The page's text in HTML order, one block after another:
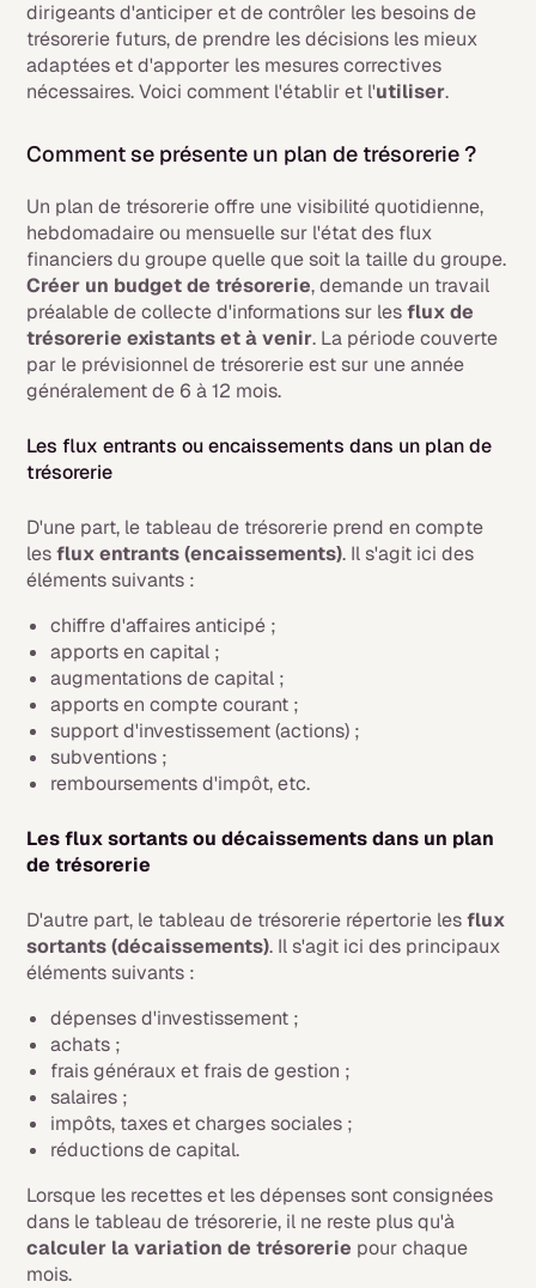
dirigeants d'anticiper et de contrôler les besoins de
trésorerie futurs, de prendre les décisions les mieux
adaptées et d'apporter les mesures correctives
nécessaires. Voici comment l'établir et l'utiliser.
Comment se présente un plan de trésorerie ?
Un plan de trésorerie offre une visibilité quotidienne,
hebdomadaire ou mensuelle sur l'état des flux
financiers du groupe quelle que soit la taille du groupe.
Créer un budget de trésorerie, demande un travail
préalable de collecte d'informations sur lesflux de
trésorerie existants et à venir. La période couverte
par le prévisionnel de trésorerie est sur une année
généralement de 6 à 12 mois.
Les flux entrants ou encaissements dans un plan de
trésorerie
D'une part, le tableau de trésorerie prend en compte
lesflux entrants (encaissements). Il s'agit ici des
éléments suivants :
chiffre d'affaires anticipé ;
apports en capital ;
augmentations de capital ;
apports en compte courant ;
support d'investissement (actions) ;
subventions ;
remboursements d'impôt, etc.
Les flux sortants ou décaissements dans un plan
de trésorerie
D'autre part, le tableau de trésorerie répertorie lesflux
sortants (décaissements). Il s'agit ici des principaux
éléments suivants :
dépenses d'investissement ;
achats ;
frais généraux et frais de gestion ;
salaires ;
impôts, taxes et charges sociales ;
réductions de capital.
Lorsque les recettes et les dépenses sont consignées
dans le tableau de trésorerie, il ne reste plus qu'à
calculer la variation de trésorerie pour chaque
mois.